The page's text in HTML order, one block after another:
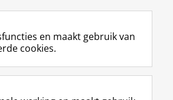
RUG
F
a
L
i
R
S
I
n
Y
o
en maakt gebruik van
cookies.